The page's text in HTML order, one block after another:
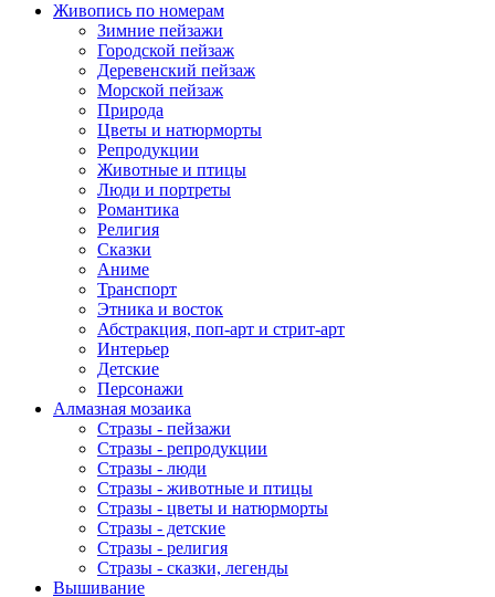
Живопись по номерам
Зимние пейзажи
Городской пейзаж
Деревенский пейзаж
Морской пейзаж
Природа
Цветы и натюрморты
Репродукции
Животные и птицы
Люди и портреты
Романтика
Религия
Сказки
Аниме
Транспорт
Этника и восток
Абстракция, поп-арт и стрит-арт
Интерьер
Детские
Персонажи
Алмазная мозаика
Стразы - пейзажи
Стразы - репродукции
Стразы - люди
Стразы - животные и птицы
Стразы - цветы и натюрморты
Стразы - детские
Стразы - религия
Стразы - сказки, легенды
Вышивание